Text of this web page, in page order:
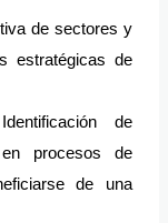
de sectores y
estratégicas de
de
procesos de
de una